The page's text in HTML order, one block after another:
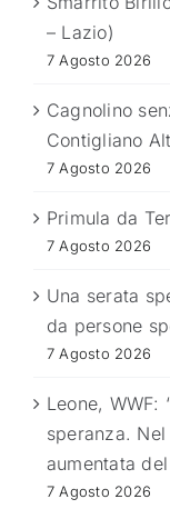
– Lazio)
7 Agosto 2026
Cagnolino
Contigliano
7 Agosto 2026
Primula da
7 Agosto 2026
Una serata
da persone
7 Agosto 2026
Leone, WWF:
speranza.
aumentata
7 Agosto 2026